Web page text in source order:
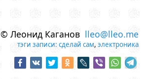
© Леонид Каганов lleo@lleo.me
тэги записи: сделай сам,электроника